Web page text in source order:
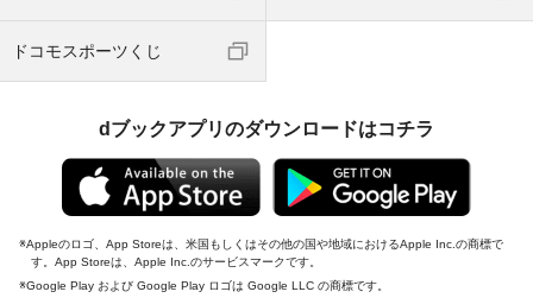
ドコモスポーツくじ
dブックアプリのダウンロードはコチラ
Appleのロゴ、App Storeは、米国もしくはその他の国や地域におけるApple Inc.の商標で
す。App Storeは、Apple Inc.のサービスマークです。
Google Play および Google Play ロゴは Google LLC の商標です。